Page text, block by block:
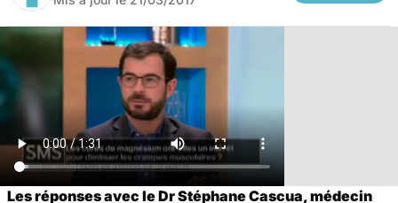
Les réponses avec le Dr Stéphane Cascua, médecin